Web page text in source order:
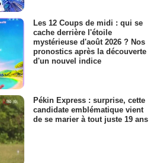
Les 12 Coups de midi : qui se
cache derrière l'étoile
mystérieuse d'août 2026 ? Nos
pronostics après la découverte
d'un nouvel indice
Pékin Express : surprise, cette
candidate emblématique vient
de se marier à tout juste 19 ans